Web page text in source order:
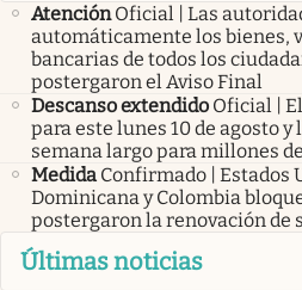
Atención Oficial | Las
automáticamente los bienes,
bancarias de todos los
postergaron el Aviso Final
Descanso extendido Oficial |
para este lunes 10 de agosto
semana largo para millones
Medida Confirmado | Estados
Dominicana y Colombia
postergaron la renovación de
Últimas noticias